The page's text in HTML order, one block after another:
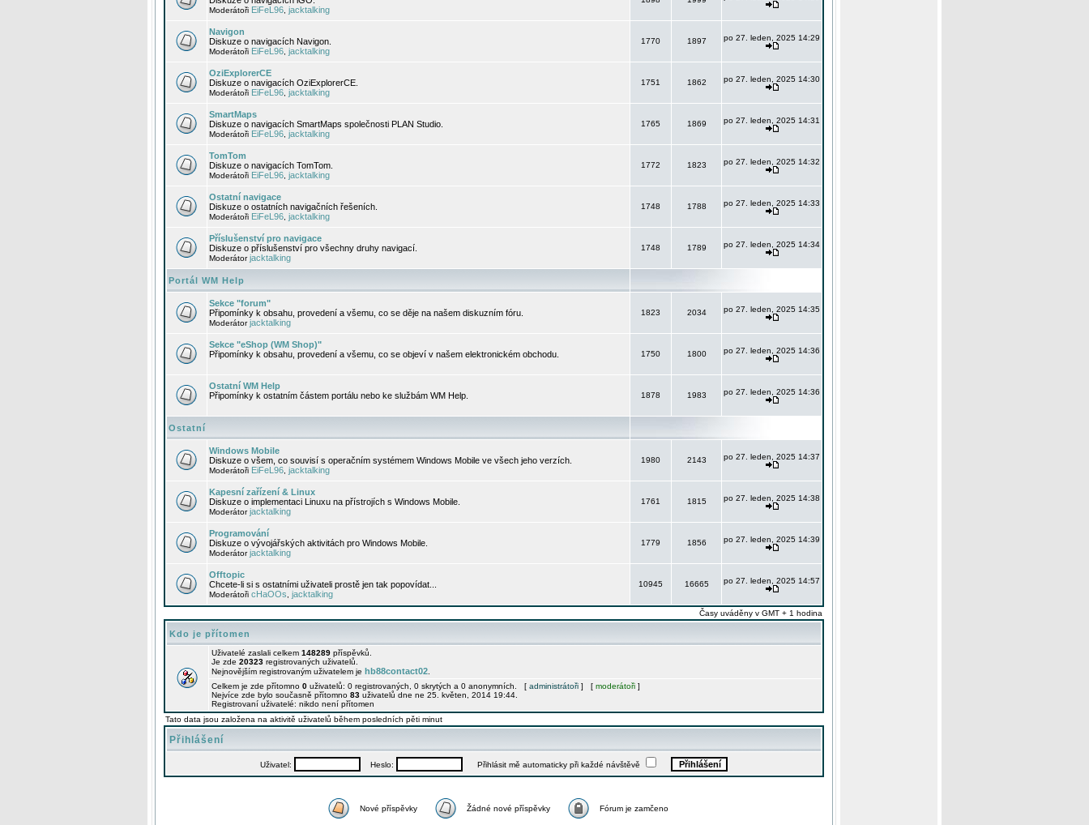
Moderátoři EiFeL96 jacktalking
Navigon
Diskuze o navigacích Navigon.
Moderátoři EiFeL96 jacktalking
1770 1897 po 27. leden, 2025 14:29
OziExplorerCE
Diskuze o navigacích OziExplorerCE.
Moderátoři EiFeL96 jacktalking
1751 1862 po 27. leden, 2025 14:30
SmartMaps
Diskuze o navigacích SmartMaps společnosti PLAN Studio.
Moderátoři EiFeL96 jacktalking
1765 1869 po 27. leden, 2025 14:31
TomTom
Diskuze o navigacích TomTom.
Moderátoři EiFeL96 jacktalking
1772 1823 po 27. leden, 2025 14:32
Ostatní navigace
Diskuze o ostatních navigačních řešeních.
Moderátoři EiFeL96 jacktalking
1748 1788 po 27. leden, 2025 14:33
Příslušenství pro navigace
Diskuze o příslušenství pro všechny druhy navigací.
Moderátorjacktalking
1748 1789 po 27. leden, 2025 14:34
Portál WM Help
Sekce "forum"
Připomínky k obsahu, provedení a všemu, co se děje na našem diskuzním fóru.
Moderátorjacktalking
1823 2034 po 27. leden, 2025 14:35
Sekce "eShop (WM Shop)"
Připomínky k obsahu, provedení a všemu, co se objeví v našem elektronickém obchodu.
1750 1800 po 27. leden, 2025 14:36
Ostatní WM Help
Připomínky k ostatním částem portálu nebo ke službám WM Help.
1878 1983 po 27. leden, 2025 14:36
Ostatní
Windows Mobile
Diskuze o všem, co souvisí s operačním systémem Windows Mobile ve všech jeho verzích.
Moderátoři EiFeL96 jacktalking
1980 2143 po 27. leden, 2025 14:37
Kapesní zařízení & Linux
Diskuze o implementaci Linuxu na přístrojích s Windows Mobile.
Moderátorjacktalking
1761 1815 po 27. leden, 2025 14:38
Programování
Diskuze o vývojářských aktivitách pro Windows Mobile.
Moderátorjacktalking
1779 1856 po 27. leden, 2025 14:39
Offtopic
Chcete-li si s ostatními uživateli prostě jen tak popovídat...
Moderátoři cHaOOs jacktalking
10945 16665 po 27. leden, 2025 14:57
Časy uváděny v GMT + 1 hodina
Kdo je přítomen
Uživatelé zaslali celkem 148289 příspěvků.
Je zde 20323 registrovaných uživatelů.
Nejnovějším registrovaným uživatelem je hb88contact02
Celkem je zde přítomno 0 uživatelů: 0 registrovaných, 0 skrytých a 0 anonymních. [ administrátoři ] [ moderátoři ]
Nejvíce zde bylo současně přítomno 83 uživatelů dne ne 25. květen, 2014 19:44.
Registrovaní uživatelé: nikdo není přítomen
Tato data jsou založena na aktivitě uživatelů během posledních pěti minut
Přihlášení
Uživatel: Heslo: Přihlásit mě automaticky při každé návštěvě
Nové příspěvky Žádné nové příspěvky Fórum je zamčeno